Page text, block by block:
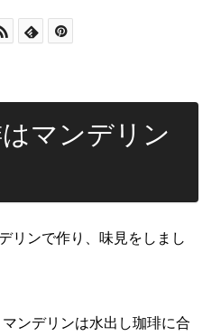
マンデリン
リンで作り、味見をしまし
ンデリンは水出し珈琲に合